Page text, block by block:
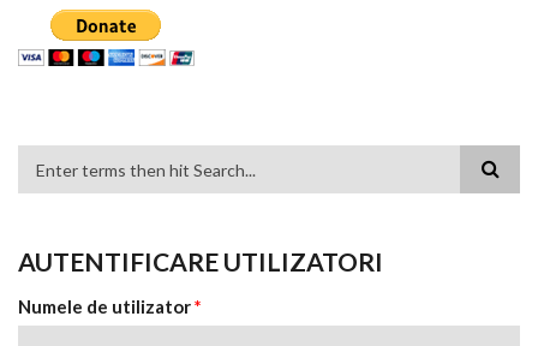
FORMULAR DE CĂUTARE
AUTENTIFICARE UTILIZATORI
Numele de utilizator*